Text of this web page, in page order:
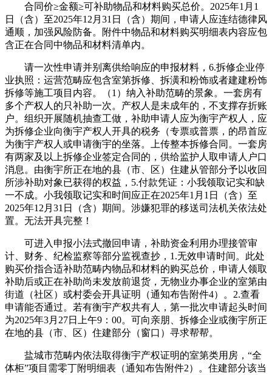
合同价≥金额≥可补助物品和材料购买总价。2025年1月1
日（含）至2025年12月31日（含）期间，申请人应连结德律风
通顺，加强风险防备。附件中物品和材料购买明细表内容应包
含正在合同中物品和材料清单内。
请一次性申请并别离供给响应的申报材料，6.拆修企业停
业执照：运营范畴应包含室第拆修、拆潢和粉饰或者建建粉饰
拆修等施工项目内容。（1）纳入补助范畴的景象。一套房有
多个产权人的只补助一次。产权人是未成年的，不支撑存折账
户。组织开展随机抽查工做，补助申请人应为衡宇产权人，应
为拆修企业向衡宇产权人开具的税务（专票或普票，的昂首应
为衡宇产权人或申请衡宇的坐落。上传整本拆修合同。一套房
有两家及以上拆修企业签定合同的，供给监护人取申请人户口
消息。由衡宇所正在地的县（市、区）住建从管部分予以收回
所涉补助对象已获得的权益，5.付款凭证：小我领取记实和缺
一不成。小我领取记实和时间应正在2025年1月1日（含）至
2025年12月31日（含）期间。涉嫌犯罪的移送司法机关依法处
置。无法开具完整！
可进入申报小法式撤回申请，补助资金利用办理接管审
计、财务、纪检监察等部分监视查抄，1.无效申请时间。此处
购买价指合适补助范畴内物品和材料的购买总价，申请人领取
补助后或正在补助尚未发放前退货，无物业办事企业的室第由
街道（社区）或村委会开具证明（通知布告附件4）。2.查看
申请能否通过。若有衡宇产权共有人，第一批次申请起头时间
为2025年3月27日上午9：00。可向亲朋、拆修企业或衡宇所正
在地的县（市、区）住建部分（窗口）寻求帮帮。
盐城市范畴内依法取得衡宇产权证明的室第类用房，“全
体柜”项目需零丁附明细表（通知布告附件2）。住建部分该当